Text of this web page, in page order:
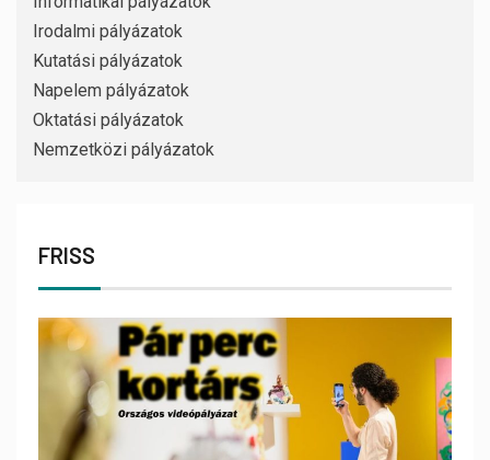
Irodalmi pályázatok
Kutatási pályázatok
Napelem pályázatok
Oktatási pályázatok
Nemzetközi pályázatok
FRISS